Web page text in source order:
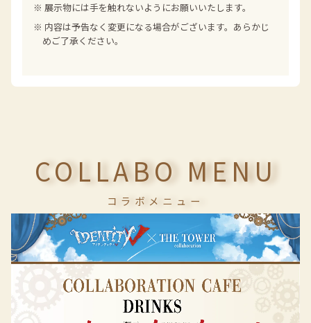
※ 展示物には手を触れないようにお願いいたします。
※ 内容は予告なく変更になる場合がございます。あらかじ
めご了承ください。
COLLABO MENU
コラボメニュー